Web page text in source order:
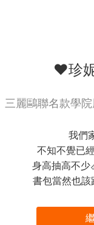
❤珍
三麗鷗聯名款學
我們
不知不覺已
身高抽高不少
書包當然也該